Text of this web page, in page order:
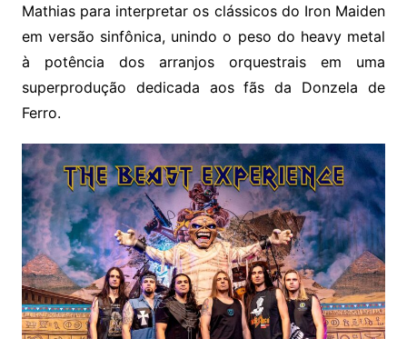
Mathias para interpretar os clássicos do Iron Maiden
em versão sinfônica, unindo o peso do heavy metal
à potência dos arranjos orquestrais em uma
superprodução dedicada aos fãs da Donzela de
Ferro.